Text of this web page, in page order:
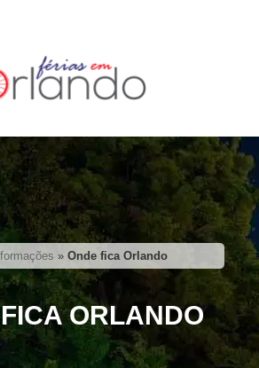
» Onde fica Orlando
ORLANDO